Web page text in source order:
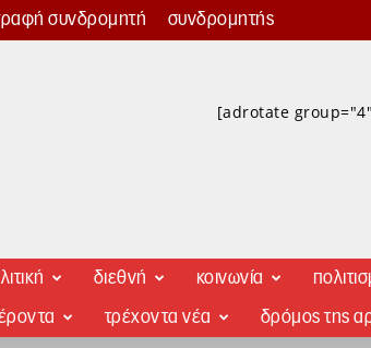
συνδρομητή συνδρομητής
[adrotate
διεθνή κοινωνία
τρέχοντα νέα δρόμος της